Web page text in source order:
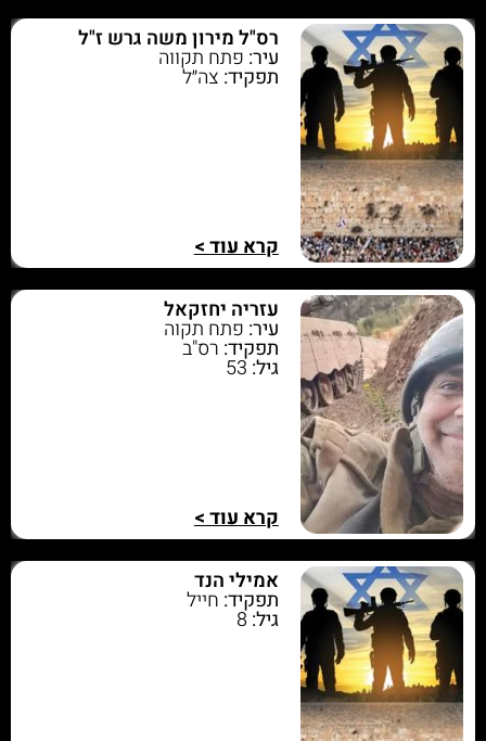
רס"ל מירון משה גרש ז"ל
עיר: פתח תקווה
תפקיד: צה״ל
קרא עוד >
עזריה יחזקאל
עיר: פתח תקוה
תפקיד: רס"ב
גיל:53
קרא עוד >
אמילי הנד
תפקיד: חייל
גיל:8